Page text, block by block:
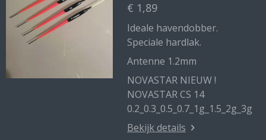
€ 1,89
Ideale havendobber.
Speciale hardlak.
Antenne 1.2mm
NOVASTAR NIEUW !
NOVASTAR CS 14
0.2_0.3_0.5_0.7_1g_1.5_2g_3g
Bekijk details